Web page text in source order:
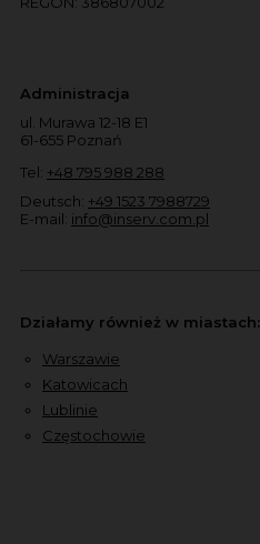
Administracja
ul. Murawa 12-18 E1
61-655 Poznań
Tel: +48 795 988 288
Deutsch: +49 1523 7988729
E-mail: info@inserv.com.pl
Działamy również w miastach:
Warszawie
Katowicach
Lublinie
Częstochowie